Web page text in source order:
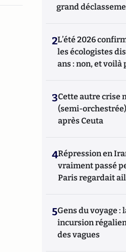
grand
2L’été 2026
les écologistes
ans : non, et voilà
3Cette autre crise
(semi-
après Ceuta
4Répression en
vraiment passé
Paris regardait
5Gens du voyage :
incursion
des vagues